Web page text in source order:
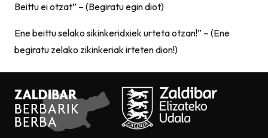
Beittu ei otzat” – (Begiratu egin diot)
Ene beittu selako sikinkeridxiek urteta otzan!” – (Ene
begiratu zelako zikinkeriak irteten dion!)